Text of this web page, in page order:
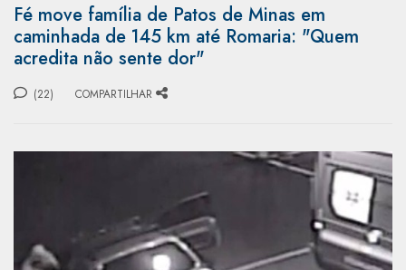
Fé move família de Patos de Minas em
caminhada de 145 km até Romaria: "Quem
acredita não sente dor"
(22) COMPARTILHAR